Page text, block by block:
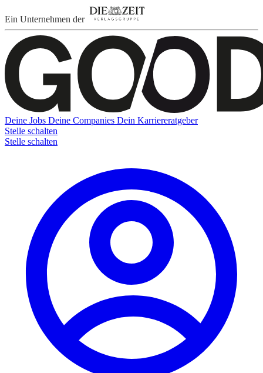
Ein Unternehmen der
Deine Jobs Deine Companies Dein Karriereratgeber
Stelle schalten
Stelle schalten